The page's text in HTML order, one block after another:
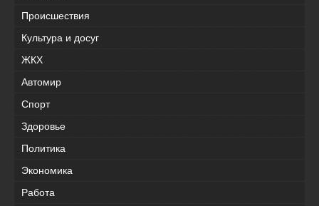
Происшествия
Культура и досуг
ЖКХ
Автомир
Спорт
Здоровье
Политика
Экономика
Работа